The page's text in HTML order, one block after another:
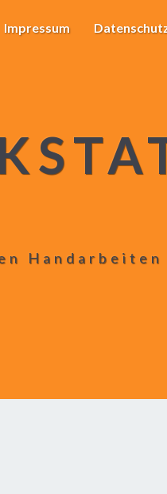
Impressum
Handarbeiten